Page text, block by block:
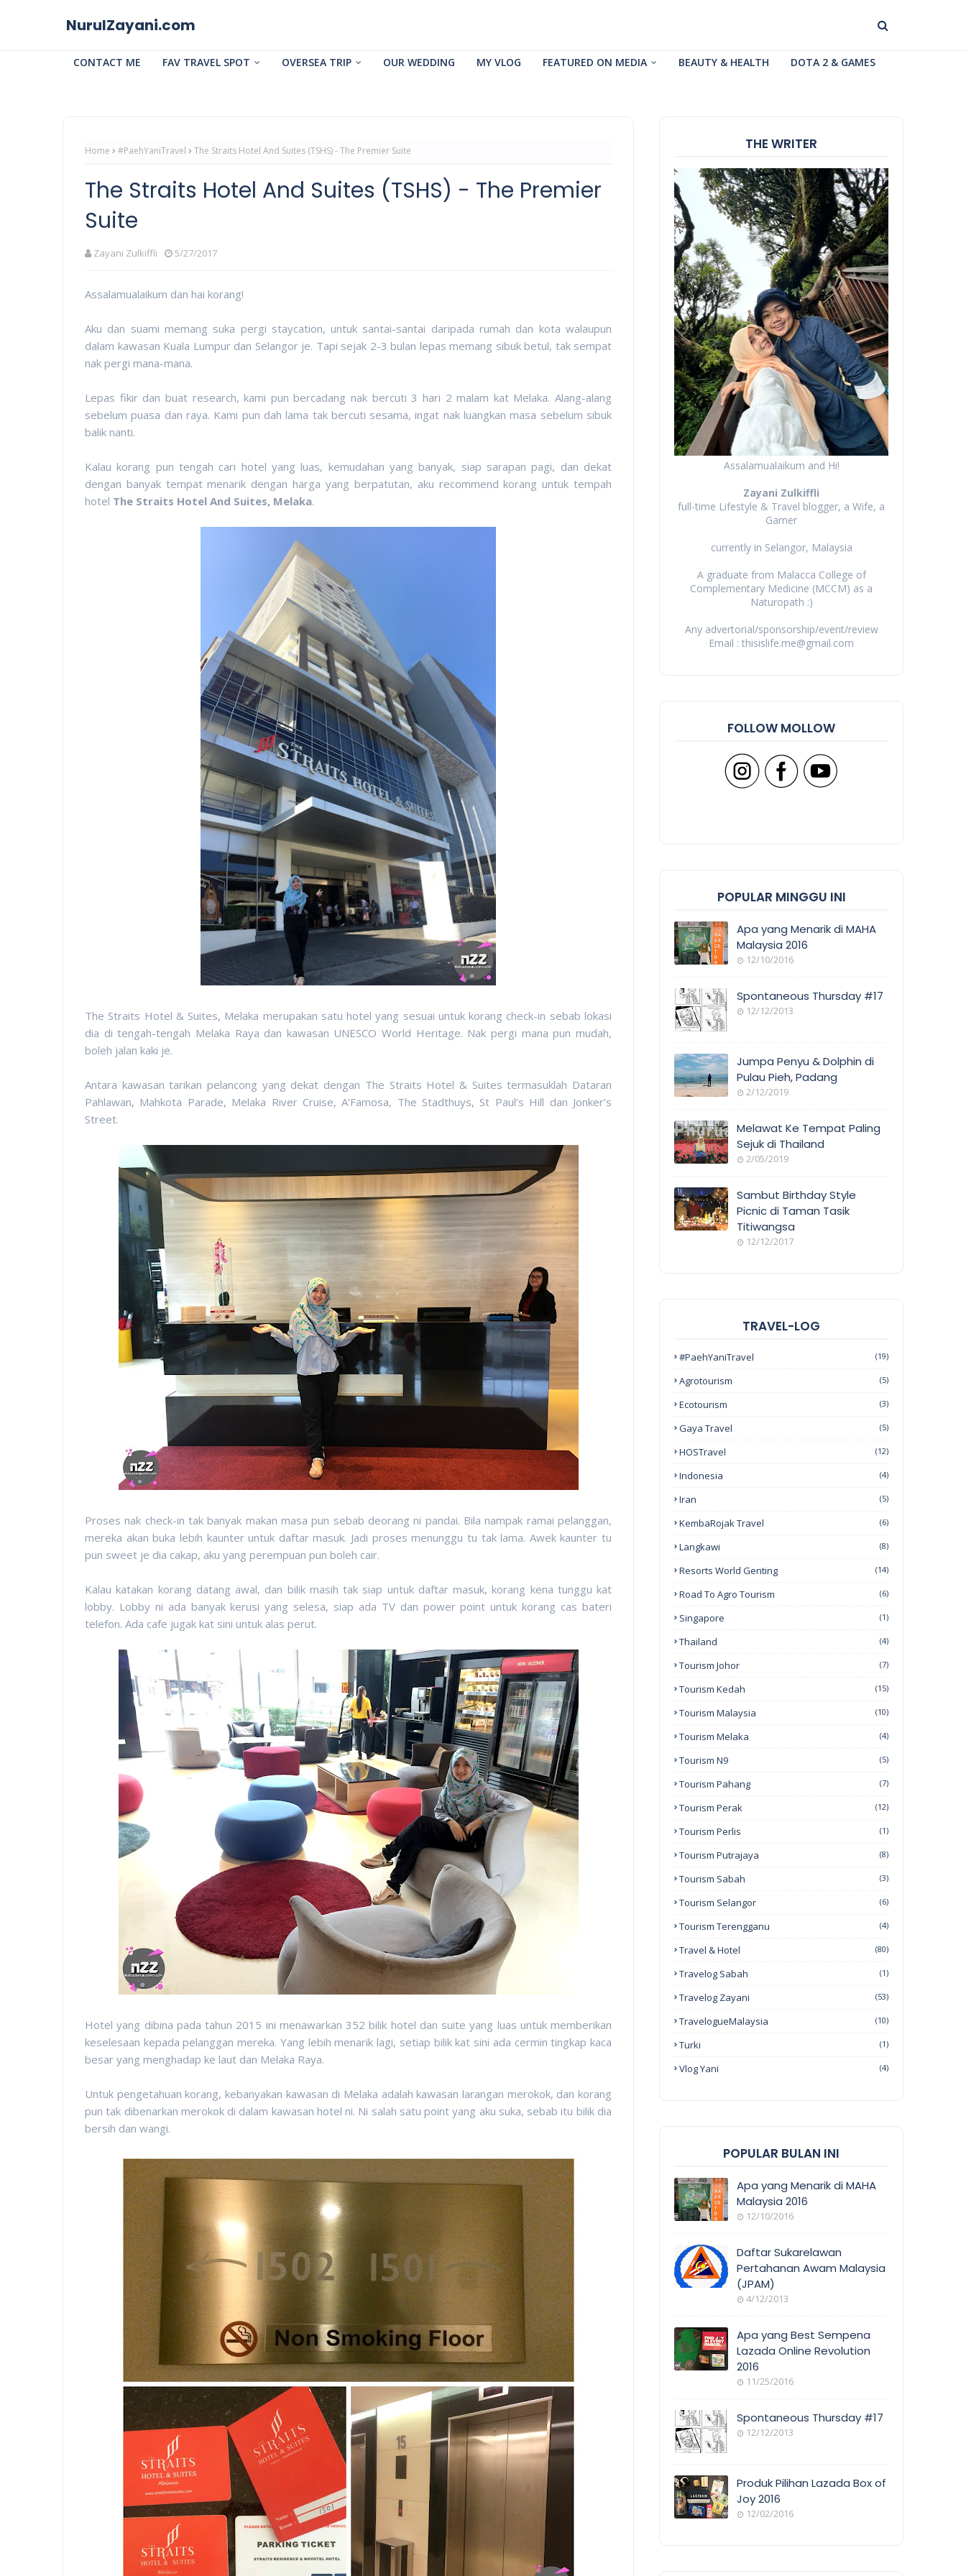
NurulZayani.com
CONTACT ME FAV TRAVEL SPOT OVERSEA TRIP OUR WEDDING MY VLOG FEATURED ON MEDIA BEAUTY & HEALTH DOTA 2 & GAMES
Home #PaehYaniTravel The Straits Hotel And Suites (TSHS) - The Premier Suite
The Straits Hotel And Suites (TSHS) - The Premier
Suite
Zayani Zulkiffli 5/27/2017
Assalamualaikum dan hai korang!
Aku dan suami memang suka pergi staycation, untuk santai-santai daripada rumah dan kota walaupun
dalam kawasan Kuala Lumpur dan Selangor je. Tapi sejak 2-3 bulan lepas memang sibuk betul, tak sempat
nak pergi mana-mana.
Lepas fikir dan buat research, kami pun bercadang nak bercuti 3 hari 2 malam kat Melaka. Alang-alang
sebelum puasa dan raya. Kami pun dah lama tak bercuti sesama, ingat nak luangkan masa sebelum sibuk
balik nanti.
Kalau korang pun tengah cari hotel yang luas, kemudahan yang banyak, siap sarapan pagi, dan dekat
dengan banyak tempat menarik dengan harga yang berpatutan, aku recommend korang untuk tempah
hotel The Straits Hotel And Suites, Melaka.
The Straits Hotel & Suites, Melaka merupakan satu hotel yang sesuai untuk korang check-in sebab lokasi
dia di tengah-tengah Melaka Raya dan kawasan UNESCO World Heritage. Nak pergi mana pun mudah,
boleh jalan kaki je.
Antara kawasan tarikan pelancong yang dekat dengan The Straits Hotel & Suites termasuklah Dataran
Pahlawan, Mahkota Parade, Melaka River Cruise, A’Famosa, The Stadthuys, St Paul’s Hill dan Jonker’s
Street.
Proses nak check-in tak banyak makan masa pun sebab deorang ni pandai. Bila nampak ramai pelanggan,
mereka akan buka lebih kaunter untuk daftar masuk. Jadi proses menunggu tu tak lama. Awek kaunter tu
pun sweet je dia cakap, aku yang perempuan pun boleh cair.
Kalau katakan korang datang awal, dan bilik masih tak siap untuk daftar masuk, korang kena tunggu kat
lobby. Lobby ni ada banyak kerusi yang selesa, siap ada TV dan power point untuk korang cas bateri
telefon. Ada cafe jugak kat sini untuk alas perut.
Hotel yang dibina pada tahun 2015 ini menawarkan 352 bilik hotel dan suite yang luas untuk memberikan
keselesaan kepada pelanggan mereka. Yang lebih menarik lagi, setiap bilik kat sini ada cermin tingkap kaca
besar yang menghadap ke laut dan Melaka Raya.
Untuk pengetahuan korang, kebanyakan kawasan di Melaka adalah kawasan larangan merokok, dan korang
pun tak dibenarkan merokok di dalam kawasan hotel ni. Ni salah satu point yang aku suka, sebab itu bilik dia
bersih dan wangi.
THE WRITER
Assalamualaikum and Hi!
Zayani Zulkiffli
full-time Lifestyle & Travel blogger, a Wife, a
Gamer
currently in Selangor, Malaysia
A graduate from Malacca College of
Complementary Medicine (MCCM) as a
Naturopath :)
Any advertorial/sponsorship/event/review
Email : thisislife.me@gmail.com
FOLLOW MOLLOW
POPULAR MINGGU INI
Apa yang Menarik di MAHA
Malaysia 2016
12/10/2016
Spontaneous Thursday #17
12/12/2013
Jumpa Penyu & Dolphin di
Pulau Pieh, Padang
2/12/2019
Melawat Ke Tempat Paling
Sejuk di Thailand
2/05/2019
Sambut Birthday Style
Picnic di Taman Tasik
Titiwangsa
12/12/2017
TRAVEL-LOG
#PaehYaniTravel (19)
Agrotourism (5)
Ecotourism (3)
Gaya Travel (5)
HOSTravel (12)
Indonesia (4)
Iran (5)
KembaRojak Travel (6)
Langkawi (8)
Resorts World Genting (14)
Road To Agro Tourism (6)
Singapore (1)
Thailand (4)
Tourism Johor (7)
Tourism Kedah (15)
Tourism Malaysia (10)
Tourism Melaka (4)
Tourism N9 (5)
Tourism Pahang (7)
Tourism Perak (12)
Tourism Perlis (1)
Tourism Putrajaya (8)
Tourism Sabah (3)
Tourism Selangor (6)
Tourism Terengganu (4)
Travel & Hotel (80)
Travelog Sabah (1)
Travelog Zayani (53)
TravelogueMalaysia (10)
Turki (1)
Vlog Yani (4)
POPULAR BULAN INI
COVERAGE
Apa yang Menarik di MAHA
Malaysia 2016
12/10/2016
Daftar Sukarelawan
Pertahanan Awam Malaysia
(JPAM)
4/12/2013
Apa yang Best Sempena
Lazada Online Revolution
2016
11/25/2016
E
Spontaneous Thursday #17
12/12/2013
Produk Pilihan Lazada Box of
Joy 2016
12/02/2016